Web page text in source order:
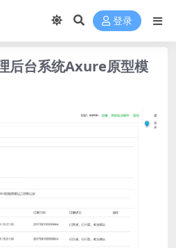
登录
后台系统Axure原型模